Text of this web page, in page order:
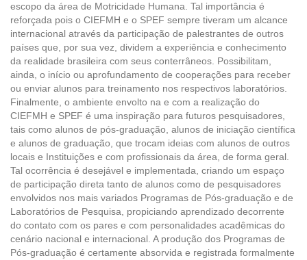
escopo da área de Motricidade Humana. Tal importância é
reforçada pois o CIEFMH e o SPEF sempre tiveram um alcance
internacional através da participação de palestrantes de outros
países que, por sua vez, dividem a experiência e conhecimento
da realidade brasileira com seus conterrâneos. Possibilitam,
ainda, o início ou aprofundamento de cooperações para receber
ou enviar alunos para treinamento nos respectivos laboratórios.
Finalmente, o ambiente envolto na e com a realização do
CIEFMH e SPEF é uma inspiração para futuros pesquisadores,
tais como alunos de pós-graduação, alunos de iniciação científica
e alunos de graduação, que trocam ideias com alunos de outros
locais e Instituições e com profissionais da área, de forma geral.
Tal ocorrência é desejável e implementada, criando um espaço
de participação direta tanto de alunos como de pesquisadores
envolvidos nos mais variados Programas de Pós-graduação e de
Laboratórios de Pesquisa, propiciando aprendizado decorrente
do contato com os pares e com personalidades acadêmicas do
cenário nacional e internacional. A produção dos Programas de
Pós-graduação é certamente absorvida e registrada formalmente